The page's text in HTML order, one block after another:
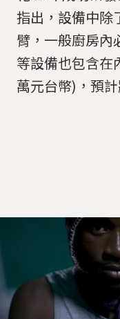
指出，設備中除
臂，一般廚房內
等設備也包含在
萬元台幣)，預